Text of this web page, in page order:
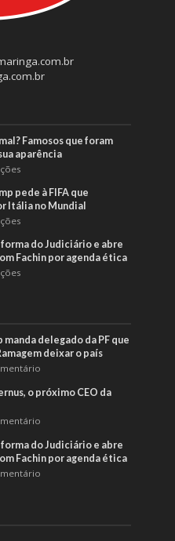
Famosos que foram
aparência
pede à FIFA que
Itália no Mundial
do Judiciário e abre
Fachin por agenda ética
manda delegado da PF que
deixar o país
o próximo CEO da
do Judiciário e abre
Fachin por agenda ética